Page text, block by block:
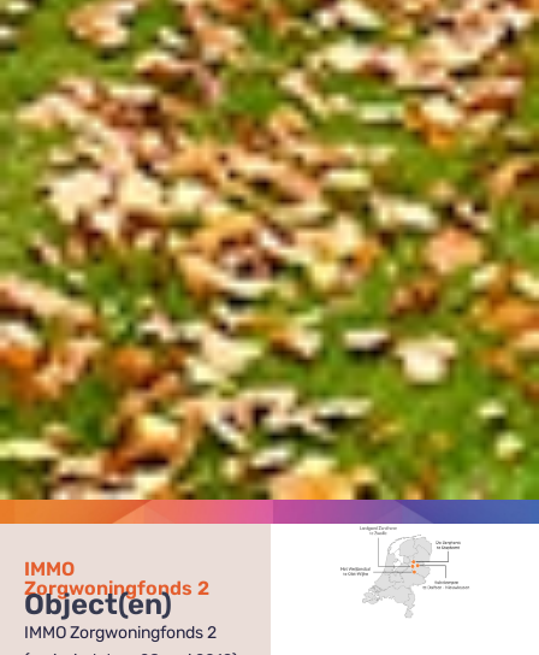
IMMO
Zorgwoningfonds 2
Object(en)
IMMO Zorgwoningfonds 2